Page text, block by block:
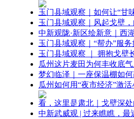
玉门县域观察｜如何让“甘
玉门县域观察｜风起戈壁
中新观陇·新区绘新意｜西
玉门县域观察｜“帮办”服务
玉门县域观察 ｜ 拥抱戈壁
瓜州这片麦田为何丰收底气
梦幻临泽｜一座保温棚如
瓜州如何用“夜市经济”激
看，这里是肃北｜戈壁深
中新武威观 | 过来瞧瞧，最